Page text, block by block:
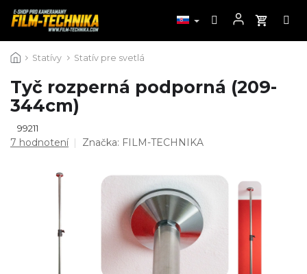
na
Statívy Statív pre svetlá
Tyč rozperná podporná (209-
344cm)
99211
Priemerné
hviezdičiek.
7 hodnotení Značka: FILM-TECHNIKA